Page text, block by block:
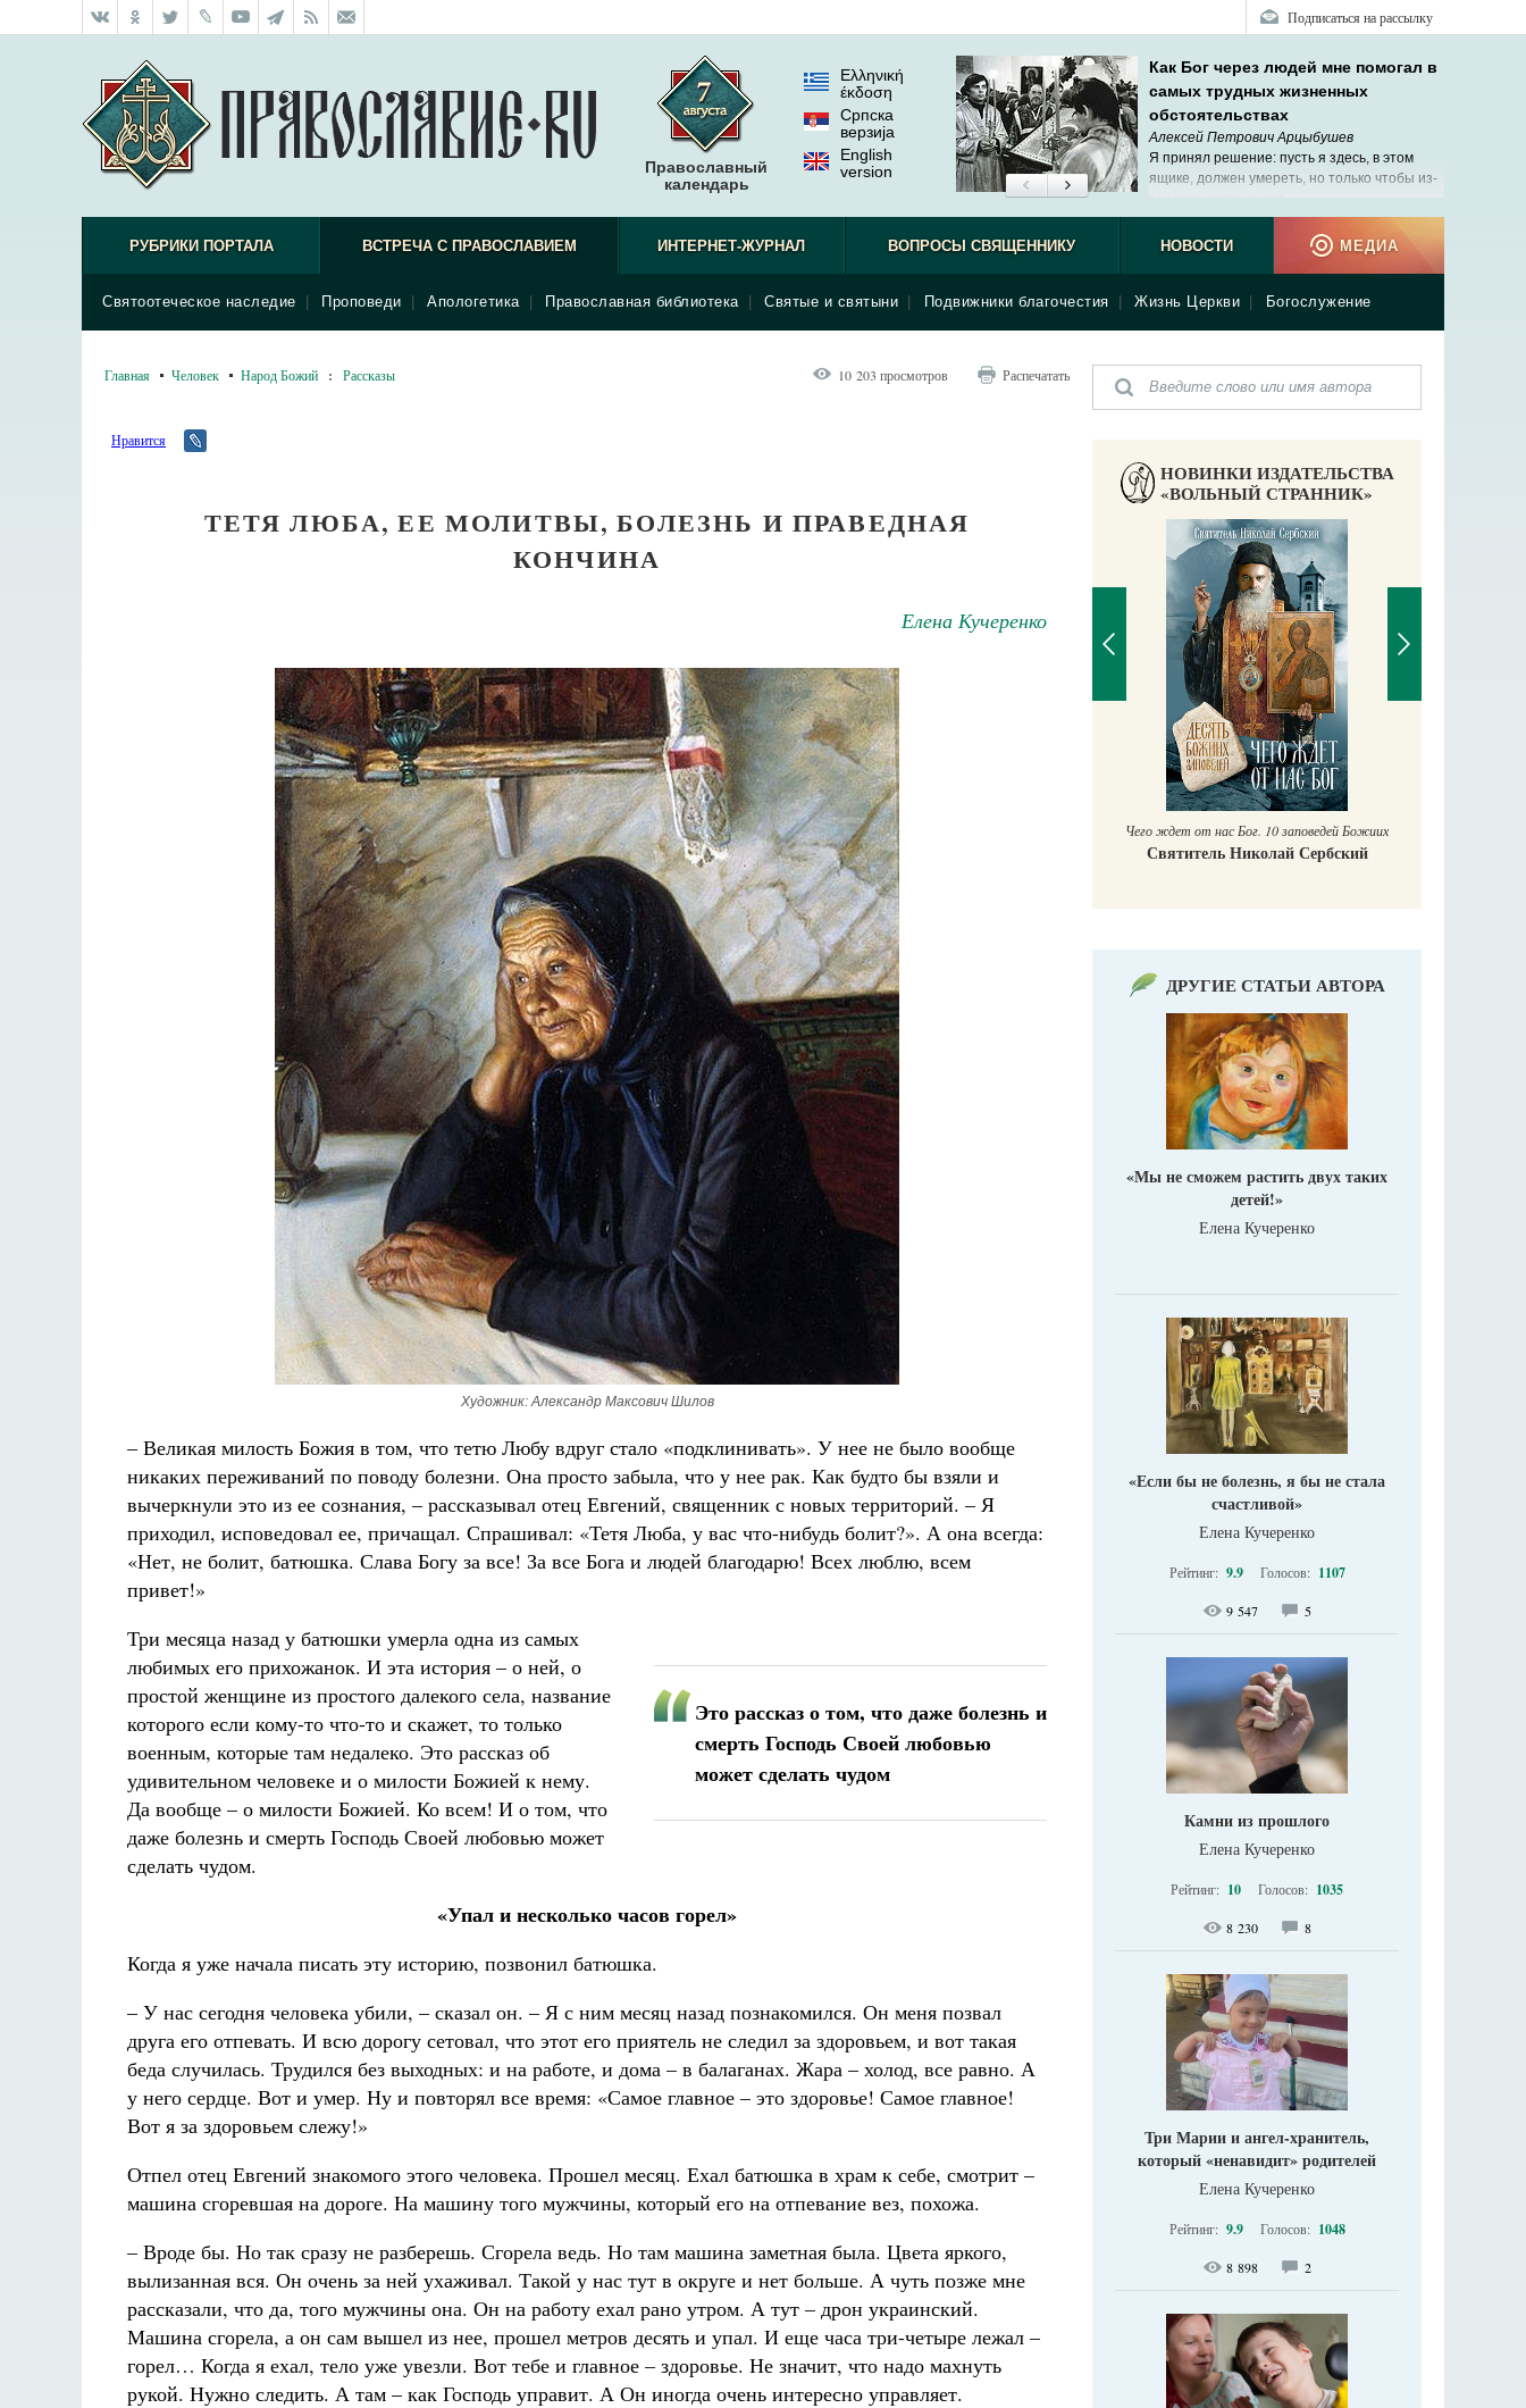
Подписаться на рассылку
Православный
календарь
Ελληνική
έκδοση
Српска
верзиjа
English
version
Как Бог через людей мне помогал в
самых трудных жизненных
обстоятельствах
Алексей Петрович Арцыбушев
Я принял решение: пусть я здесь, в этом
ящике, должен умереть, но только чтобы из-
РУБРИКИ ПОРТАЛА ВСТРЕЧА С ПРАВОСЛАВИЕМ
Святоотеческое наследие Проповеди Апологетика Православная библиотека Святые и святыни Подвижники благочестия Жизнь Церкви Богослужение
ИНТЕРНЕТ-ЖУРНАЛ ВОПРОСЫ СВЯЩЕННИКУ НОВОСТИ МЕДИА
Главная Человек Народ Божий : Рассказы 10 203 просмотров Распечатать
Нравится
ТЕТЯ ЛЮБА, ЕЕ МОЛИТВЫ, БОЛЕЗНЬ И ПРАВЕДНАЯ
КОНЧИНА
Елена Кучеренко
Художник: Александр Максович Шилов
– Великая милость Божия в том, что тетю Любу вдруг стало «подклинивать». У нее не было вообще
никаких переживаний по поводу болезни. Она просто забыла, что у нее рак. Как будто бы взяли и
вычеркнули это из ее сознания, – рассказывал отец Евгений, священник с новых территорий. – Я
приходил, исповедовал ее, причащал. Спрашивал: «Тетя Люба, у вас что-нибудь болит?». А она всегда:
«Нет, не болит, батюшка. Слава Богу за все! За все Бога и людей благодарю! Всех люблю, всем
привет!»
Это рассказ о том, что даже болезнь и
смерть Господь Своей любовью
может сделать чудом
Три месяца назад у батюшки умерла одна из самых
любимых его прихожанок. И эта история – о ней, о
простой женщине из простого далекого села, название
которого если кому-то что-то и скажет, то только
военным, которые там недалеко. Это рассказ об
удивительном человеке и о милости Божией к нему.
Да вообще – о милости Божией. Ко всем! И о том, что
даже болезнь и смерть Господь Своей любовью может
сделать чудом.
«Упал и несколько часов горел»
Когда я уже начала писать эту историю, позвонил батюшка.
– У нас сегодня человека убили, – сказал он. – Я с ним месяц назад познакомился. Он меня позвал
друга его отпевать. И всю дорогу сетовал, что этот его приятель не следил за здоровьем, и вот такая
беда случилась. Трудился без выходных: и на работе, и дома – в балаганах. Жара – холод, все равно. А
у него сердце. Вот и умер. Ну и повторял все время: «Самое главное – это здоровье! Самое главное!
Вот я за здоровьем слежу!»
Отпел отец Евгений знакомого этого человека. Прошел месяц. Ехал батюшка в храм к себе, смотрит –
машина сгоревшая на дороге. На машину того мужчины, который его на отпевание вез, похожа.
– Вроде бы. Но так сразу не разберешь. Сгорела ведь. Но там машина заметная была. Цвета яркого,
вылизанная вся. Он очень за ней ухаживал. Такой у нас тут в округе и нет больше. А чуть позже мне
рассказали, что да, того мужчины она. Он на работу ехал рано утром. А тут – дрон украинский.
Машина сгорела, а он сам вышел из нее, прошел метров десять и упал. И еще часа три-четыре лежал –
горел… Когда я ехал, тело уже увезли. Вот тебе и главное – здоровье. Не значит, что надо махнуть
рукой. Нужно следить. А там – как Господь управит. А Он иногда очень интересно управляет.
НОВИНКИ ИЗДАТЕЛЬСТВА
«ВОЛЬНЫЙ СТРАННИК»
Разлуки не будет
Фредерика де Грааф Как найти своё место в жизни
Кирилл Мурышев
Великомученик Георгий Победоносец. Научись у
Роман Котов Чего ждет от нас Бог. 10 заповедей Божиих
Святитель Николай Сербский
ДРУГИЕ СТАТЬИ АВТОРА
«Мы не сможем растить двух таких
детей!»
Елена Кучеренко
«Если бы не болезнь, я бы не стала
счастливой»
Елена Кучеренко
Рейтинг: 9.9 Голосов: 1107
9 547 5
Камни из прошлого
Елена Кучеренко
Рейтинг: 10 Голосов: 1035
8 230 8
Три Марии и ангел-хранитель,
который «ненавидит» родителей
Елена Кучеренко
Рейтинг: 9.9 Голосов: 1048
8 898 2